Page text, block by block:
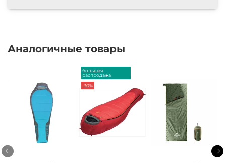
Аналогичные товары
большая
распродажа
-30%